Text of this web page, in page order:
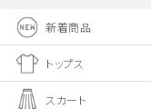
新着商品
トップス
スカート